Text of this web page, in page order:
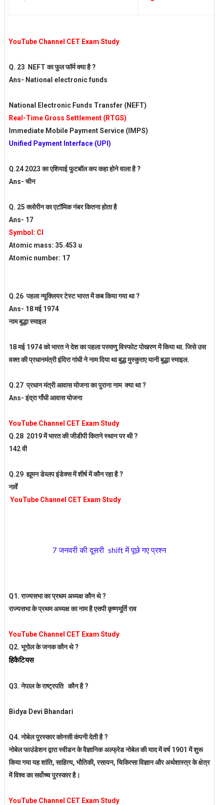
YouTube Channel CET Exam Study
Q. 23 NEFT का फुल फॉर्म क्या है ?
Ans- National electronic funds
National Electronic Funds Transfer (NEFT)
Real-Time Gross Settlement (RTGS)
Immediate Mobile Payment Service (IMPS)
Unified Payment Interface (UPI)
Q.24 2023 का एशियाई फुटबॉल कप कहा होने वाला है ?
Ans-चीन
Q. 25 क्लोरीन का एटॉमिक नंबर कितना होता है
Ans- 17
Symbol: Cl
Atomic mass: 35.453 u
Atomic number: 17
Q.26 पहला न्यूक्लियर टेस्ट भारत में कब किया गया था ?
Ans- 18 मई 1974
नामबुद्धा स्माइल
18 मई 1974 को भारत ने देश का पहला परमाणु विस्फोट पोखरण में किया था. जिसे उस
वक्त की प्रधानमंत्री इंदिरा गांधी ने नाम दिया था बुद्ध मुस्कुराए यानी बुद्धा स्माइल.
Q.27 प्रधान मंत्री आवास योजना का पुराना नाम क्या था ?
Ans-इंद्रा गाँधी आवास योजना
YouTube Channel CET Exam Study
Q.28 2019 में भारत की जीडीपी कितने स्थान पर थी ?
142 वी
Q.29 ह्यूमन डेव्लप इंडेक्स में शीर्ष में कौन रहा है ?
नार्वे
YouTube Channel CET Exam Study
7 जनवरी की दूसरी shift में पूछे गए प्रश्न
Q1. राज्यसभा का प्रथम अध्यक्ष कौन थे ?
राज्यसभाके प्रथम अध्यक्ष का नाम है एसपी कृष्णमूर्ति राव
YouTube Channel CET Exam Study
Q2. भूगोल के जनक कौन थे ?
हिकैटियस
Q3. नेपाल के राष्ट्रपति कौन है ?
Bidya Devi Bhandari
Q4. नोबेल पुरस्कार कोनसी कंपनी देती है ?
नोबेल फाउंडेशन द्वारा स्वीडन के वैज्ञानिक अल्फ्रेड नोबेल की याद में वर्ष 1901 में शुरू
किया गया यह शांति, साहित्य, भौतिकी, रसायन, चिकित्सा विज्ञान और अर्थशास्त्र के क्षेत्र
में विश्व का सर्वोच्च पुरस्कार है।
YouTube Channel CET Exam Study